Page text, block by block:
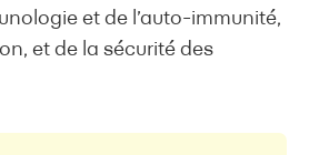
et de l’auto-immunité,
et de la sécurité des